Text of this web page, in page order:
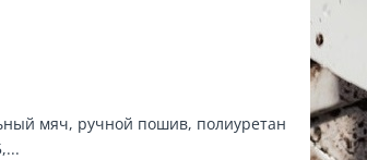
мяч, ручной пошив, полиуретан